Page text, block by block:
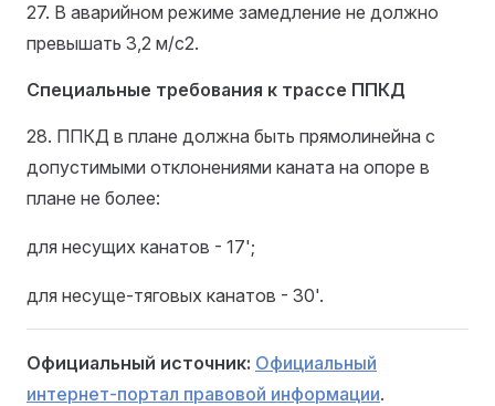
27. В аварийном режиме замедление не должно
превышать 3,2 м/с2.
Специальные требования к трассе ППКД
28. ППКД в плане должна быть прямолинейна с
допустимыми отклонениями каната на опоре в
плане не более:
для несущих канатов - 17';
для несуще-тяговых канатов - 30'.
Официальный источник: Официальный
интернет-портал правовой информации.